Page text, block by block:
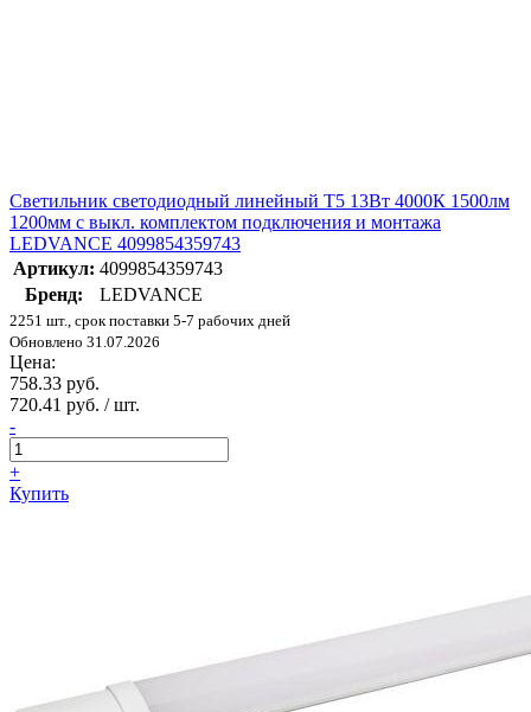
Светильник светодиодный линейный Т5 13Вт 4000К 1500лм
1200мм с выкл. комплектом подключения и монтажа
LEDVANCE 4099854359743
Артикул: 4099854359743
Бренд:
LEDVANCE
2251 шт., срок поставки 5-7 рабочих дней
Обновлено 31.07.2026
Цена:
758.33 руб.
720.41 руб. / шт.
-
+
Купить